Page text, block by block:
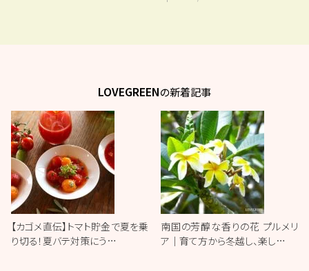
LOVEGREENの新着記事
【カゴメ直伝】トマト貯金で夏を乗
り切る！夏バテ対策にう…
南国の芳醇な香りの花 プルメリ
ア｜育て方から冬越し、楽し…